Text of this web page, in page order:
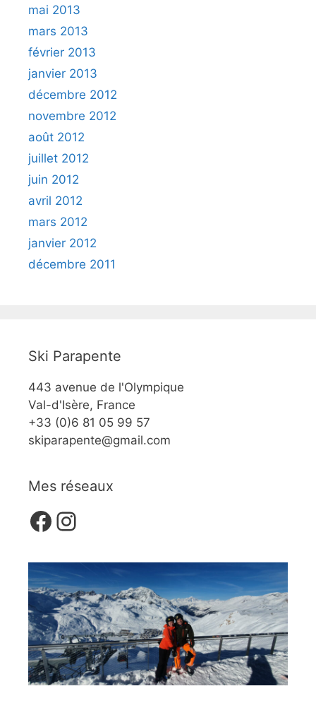
mai 2013
mars 2013
février 2013
janvier 2013
décembre 2012
novembre 2012
août 2012
juillet 2012
juin 2012
avril 2012
mars 2012
janvier 2012
décembre 2011
Ski Parapente
443 avenue de l'Olympique
Val-d'Isère, France
+33 (0)6 81 05 99 57
skiparapente@gmail.com
Mes réseaux
Facebook
Instagram